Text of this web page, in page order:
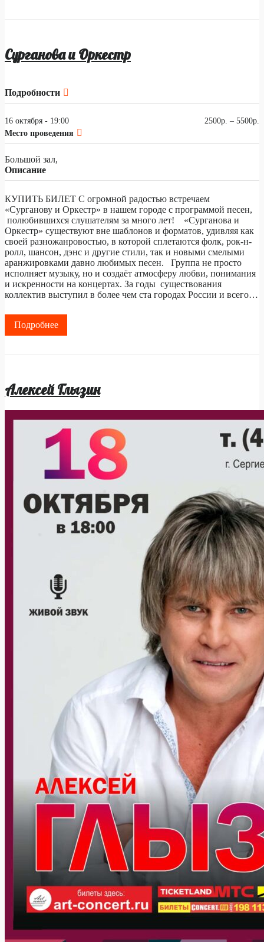
Сурганова и Оркестр
Подробности
16 октября - 19:00
2500р. – 5500р.
Место проведения
Большой зал,
Описание
КУПИТЬ БИЛЕТ С огромной радостью встречаем
«Сурганову и Оркестр» в нашем городе с программой песен,
полюбившихся слушателям за много лет! «Сурганова и
Оркестр» существуют вне шаблонов и форматов, удивляя как
своей разножанровостью, в которой сплетаются фолк, рок-н-
ролл, шансон, дэнс и другие стили, так и новыми смелыми
аранжировками давно любимых песен. Группа не просто
исполняет музыку, но и создаёт атмосферу любви, понимания
и искренности на концертах. За годы существования
коллектив выступил в более чем ста городах России и всего…
Подробнее
Алексей Глызин